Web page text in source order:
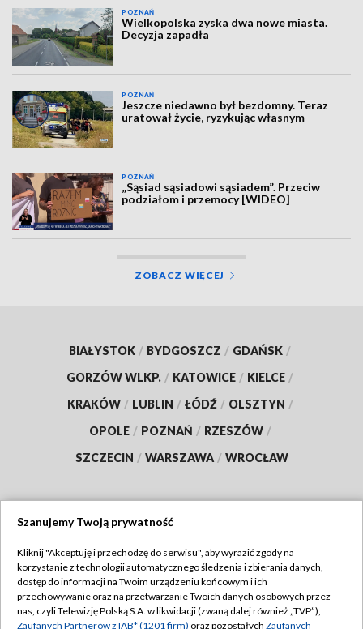
POZNAŃ
Wielkopolska zyska dwa nowe miasta.
Decyzja zapadła
POZNAŃ
Jeszcze niedawno był bezdomny. Teraz
uratował życie, ryzykując własnym
POZNAŃ
„Sąsiad sąsiadowi sąsiadem”. Przeciw
podziałom i przemocy [WIDEO]
ZOBACZ WIĘCEJ
BIAŁYSTOK / BYDGOSZCZ / GDAŃSK /
GORZÓW WLKP. / KATOWICE / KIELCE /
KRAKÓW / LUBLIN / ŁÓDŹ / OLSZTYN /
OPOLE / POZNAŃ / RZESZÓW /
SZCZECIN / WARSZAWA / WROCŁAW
TVP
Abonament TVP
Emisja w TVP
Regulamin TVP
Szanujemy Twoją prywatność
Kliknij "Akceptuję i przechodzę do serwisu", aby wyrazić zgody na
korzystanie z technologii automatycznego śledzenia i zbierania danych,
dostęp do informacji na Twoim urządzeniu końcowym i ich
przechowywanie oraz na przetwarzanie Twoich danych osobowych przez
nas, czyli Telewizję Polską S.A. w likwidacji (zwaną dalej również „TVP”),
Zaufanych Partnerów z IAB* (1201 firm) oraz pozostałych Zaufanych